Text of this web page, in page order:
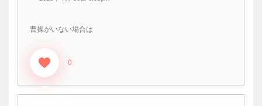
曹操がいない場合は
0